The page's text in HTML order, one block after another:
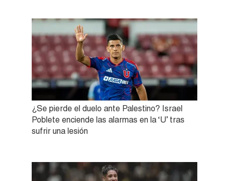
¿Se pierde el duelo ante Palestino? Israel
Poblete enciende las alarmas en la ‘U’ tras
sufrir una lesión